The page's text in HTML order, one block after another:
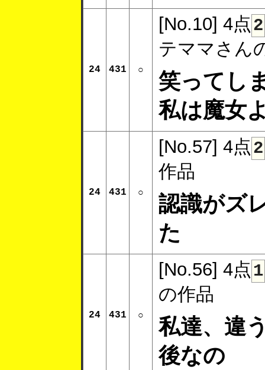
24 431 ○
[No.10] 4点 2
テママさん
笑ってし
私は魔女
24 431 ○
[No.57] 4点 2
作品
認識がズ
た
24 431 ○
[No.56] 4点 1
の作品
私達、違
後なの